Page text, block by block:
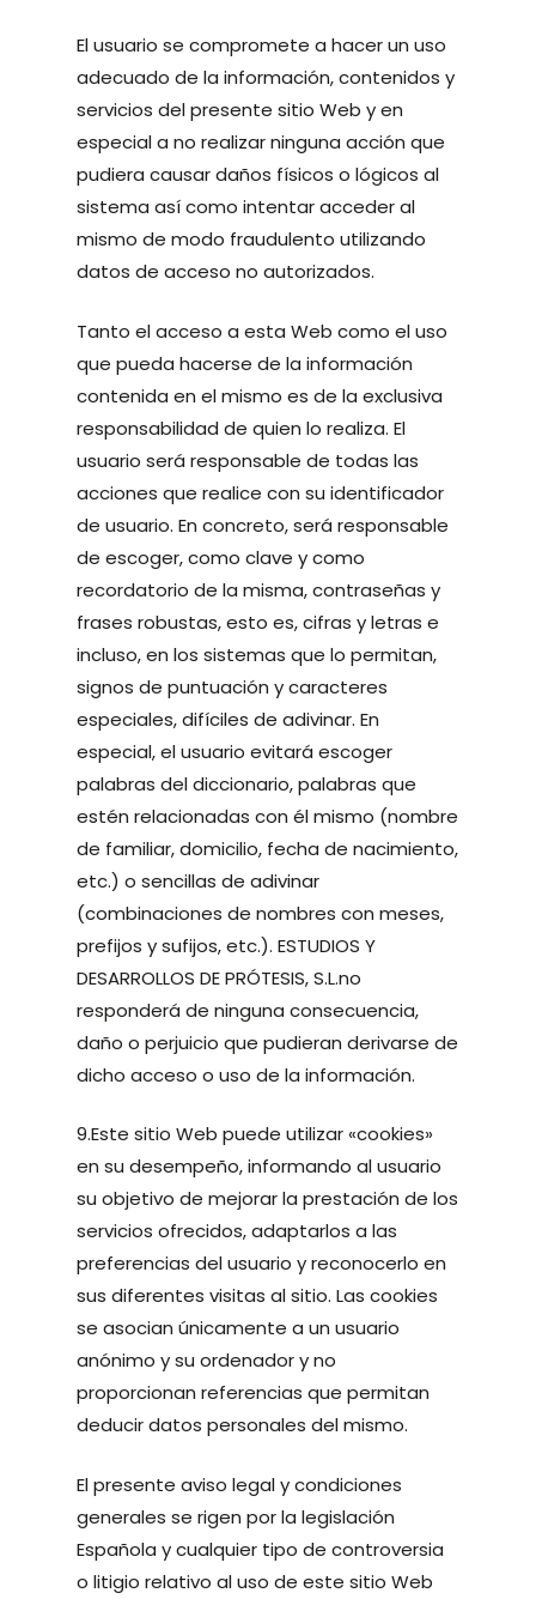
El usuario se compromete a hacer un uso
adecuado de la información, contenidos y
servicios del presente sitio Web y en
especial a no realizar ninguna acción que
pudiera causar daños físicos o lógicos al
sistema así como intentar acceder al
mismo de modo fraudulento utilizando
datos de acceso no autorizados.
Tanto el acceso a esta Web como el uso
que pueda hacerse de la información
contenida en el mismo es de la exclusiva
responsabilidad de quien lo realiza. El
usuario será responsable de todas las
acciones que realice con su identificador
de usuario. En concreto, será responsable
de escoger, como clave y como
recordatorio de la misma, contraseñas y
frases robustas, esto es, cifras y letras e
incluso, en los sistemas que lo permitan,
signos de puntuación y caracteres
especiales, difíciles de adivinar. En
especial, el usuario evitará escoger
palabras del diccionario, palabras que
estén relacionadas con él mismo (nombre
de familiar, domicilio, fecha de nacimiento,
etc.) o sencillas de adivinar
(combinaciones de nombres con meses,
prefijos y sufijos, etc.). ESTUDIOS Y
DESARROLLOS DE PRÓTESIS, S.L.no
responderá de ninguna consecuencia,
daño o perjuicio que pudieran derivarse de
dicho acceso o uso de la información.
9.Este sitio Web puede utilizar «cookies»
en su desempeño, informando al usuario
su objetivo de mejorar la prestación de los
servicios ofrecidos, adaptarlos a las
preferencias del usuario y reconocerlo en
sus diferentes visitas al sitio. Las cookies
se asocian únicamente a un usuario
anónimo y su ordenador y no
proporcionan referencias que permitan
deducir datos personales del mismo.
El presente aviso legal y condiciones
generales se rigen por la legislación
Española y cualquier tipo de controversia
o litigio relativo al uso de este sitio Web